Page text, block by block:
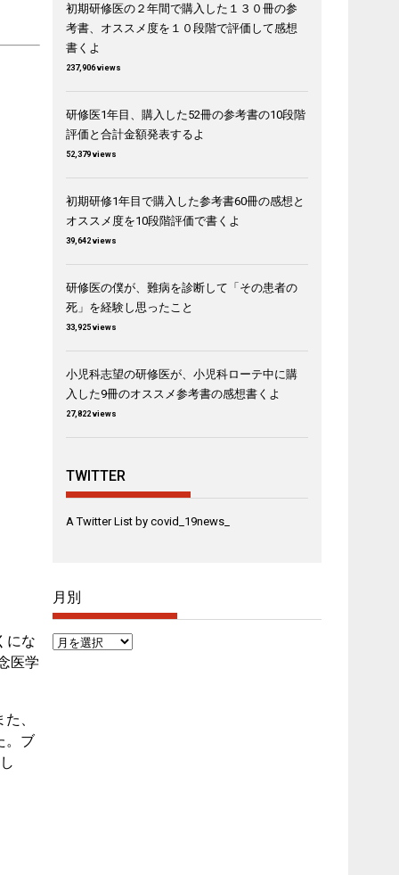
にな
医学
、
。ブ
初期研修医の２年間で購入した１３０冊の参
考書、オススメ度を１０段階で評価して感想
書くよ
237,906 views
研修医1年目、購入した52冊の参考書の10段階
評価と合計金額発表するよ
52,379 views
初期研修1年目で購入した参考書60冊の感想と
オススメ度を10段階評価で書くよ
39,642 views
研修医の僕が、難病を診断して「その患者の
死」を経験し思ったこと
33,925 views
小児科志望の研修医が、小児科ローテ中に購
入した9冊のオススメ参考書の感想書くよ
27,822 views
TWITTER
A Twitter List by covid_19news_
月別
月